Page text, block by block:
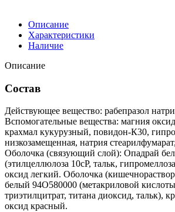
Описание
Характеристики
Наличие
Описание
Состав
Действующее вещество: рабепразол
Вспомогательные вещества: магния
крахмал кукурузный, повидон-К30,
низкозамещенная, натрия
Оболочка (связующий слой): Опадрай
(этилцеллюлоза 10сР, тальк,
оксид легкий. Оболочка
белый 94O580000 (метакриловой
триэтилцитрат, титана диоксид, тальк),
оксид красный.